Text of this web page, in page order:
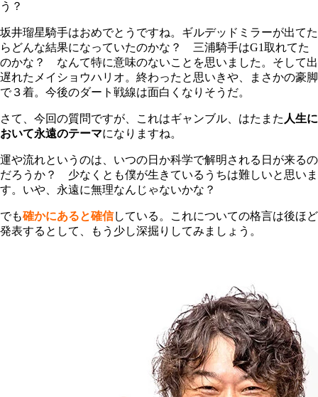
う？
坂井瑠星騎手はおめでとうですね。ギルデッドミラーが出てた
らどんな結果になっていたのかな？ 三浦騎手はG1取れてた
のかな？ なんて特に意味のないことを思いました。そして出
遅れたメイショウハリオ。終わったと思いきや、まさかの豪脚
で３着。今後のダート戦線は面白くなりそうだ。
さて、今回の質問ですが、これはギャンブル、はたまた 人生に
おいて永遠のテーマになりますね。
運や流れというのは、いつの日か科学で解明される日が来るの
だろうか？ 少なくとも僕が生きているうちは難しいと思いま
す。いや、永遠に無理なんじゃないかな？
でも確かにあると確信している。これについての格言は後ほど
発表するとして、もう少し深掘りしてみましょう。